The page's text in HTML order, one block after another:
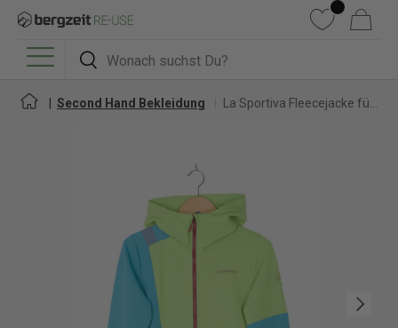
DIREKT ZUM INHALT
Suchen
Suchen
WunschlisteWarenkorb
Menü
Second Hand Bekleidung
Nächste